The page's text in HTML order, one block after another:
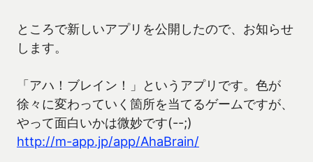
ところで新しいアプリを公開したので、お知らせ
します。
「アハ！ブレイン！」というアプリです。色が
徐々に変わっていく箇所を当てるゲームですが、
やって面白いかは微妙です(--;)
http://m-app.jp/app/AhaBrain/